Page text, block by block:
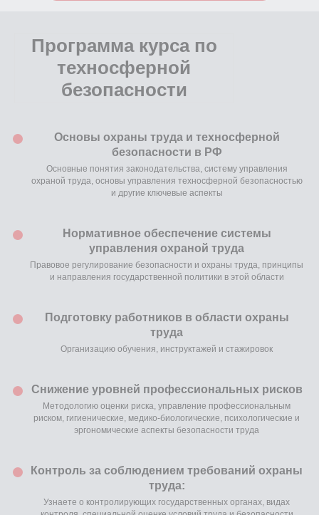
Программа курса по
техносферной
безопасности
Основы охраны труда и техносферной
безопасности в РФ
Основные понятия законодательства, систему управления
охраной труда, основы управления техносферной безопасностью
и другие ключевые аспекты
Нормативное обеспечение системы
управления охраной труда
Правовое регулирование безопасности и охраны труда, принципы
и направления государственной политики в этой области
Подготовку работников в области охраны
труда
Организацию обучения, инструктажей и стажировок
Снижение уровней профессиональных рисков
Методологию оценки риска, управление профессиональным
риском, гигиенические, медико-биологические, психологические и
эргономические аспекты безопасности труда
Контроль за соблюдением требований охраны
труда:
Узнаете о контролирующих государственных органах, видах
курса: